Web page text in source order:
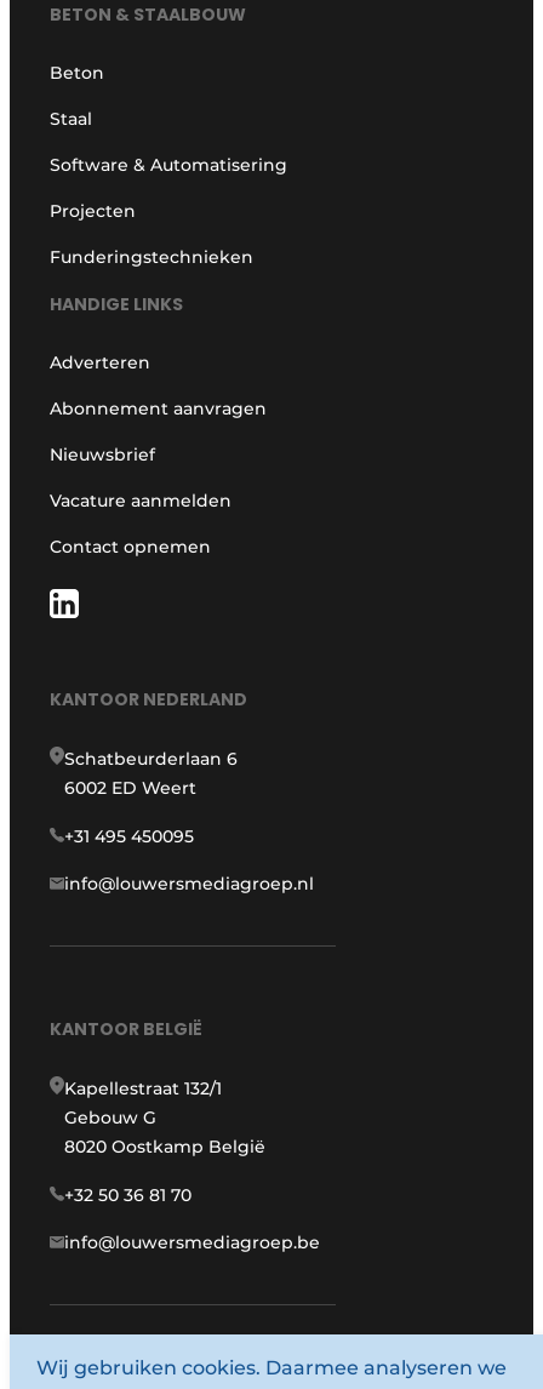
BETON & STAALBOUW
Beton
Staal
Software & Automatisering
Projecten
Funderingstechnieken
HANDIGE LINKS
Adverteren
Abonnement aanvragen
Nieuwsbrief
Vacature aanmelden
Contact opnemen
KANTOOR NEDERLAND
Schatbeurderlaan 6
6002 ED Weert
+31 495 450095
info@louwersmediagroep.nl
KANTOOR BELGIË
Kapellestraat 132/1
Gebouw G
8020 Oostkamp België
+32 50 36 81 70
info@louwersmediagroep.be
www.louwersmediagroep.com
Wij gebruiken cookies. Daarmee analyseren we